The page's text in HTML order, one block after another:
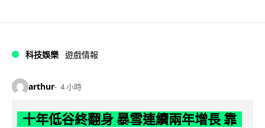
科技娛樂 遊戲情報
arthur 4 小時
十年低谷終翻身 暴雪連續兩年增長 靠